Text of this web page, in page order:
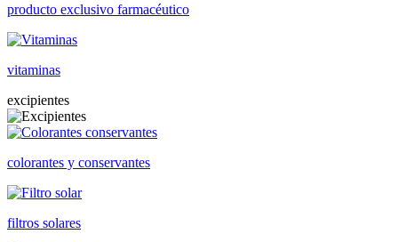
producto exclusivo farmacéutico
vitaminas
excipientes
colorantes y conservantes
filtros solares